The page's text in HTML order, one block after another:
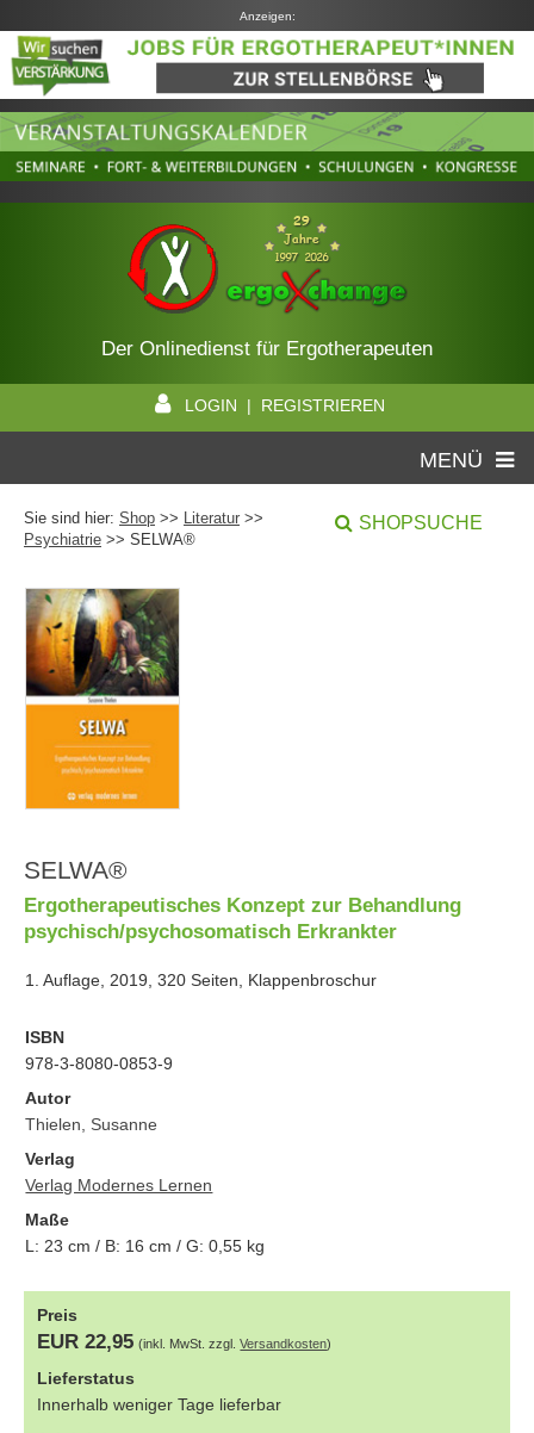
Anzeigen:
Der Onlinedienst für Ergotherapeuten
LOGIN | REGISTRIEREN
MENÜ
Sie sind hier: Shop >> Literatur >>
Psychiatrie >> SELWA®
SHOPSUCHE
SELWA®
Ergotherapeutisches Konzept zur Behandlung
psychisch/psychosomatisch Erkrankter
1. Auflage, 2019, 320 Seiten, Klappenbroschur
ISBN
978-3-8080-0853-9
Autor
Thielen, Susanne
Verlag
Verlag Modernes Lernen
Maße
L:23 cm / B: 16 cm / G:0,55 kg
Preis
EUR 22,95 (inkl. MwSt. zzgl.Versandkosten)
Lieferstatus
Innerhalb weniger Tage lieferbar